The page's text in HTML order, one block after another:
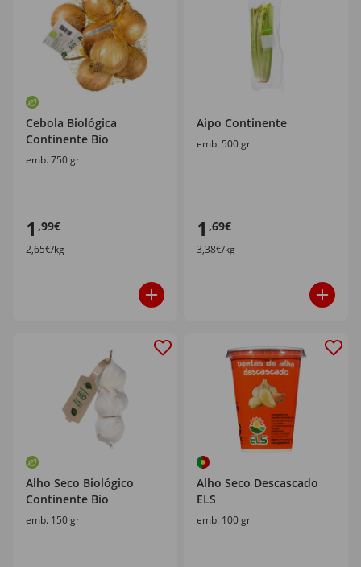
Cebola Biológica
Continente Bio
emb. 750 gr
1 ,99€
2,65€/kg
Aipo Continente
emb. 500 gr
1 ,69€
3,38€/kg
Alho Seco Biológico
Continente Bio
emb. 150 gr
Alho Seco Descascado
ELS
emb. 100 gr